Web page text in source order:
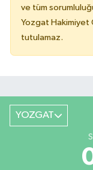
ve tüm
Yozgat Hakimiyet
tutulamaz.
YOZGAT